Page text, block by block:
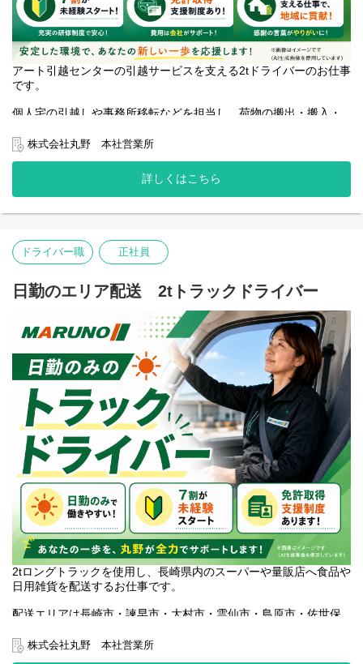
アート引越センターの引越サービスを支える2tドライバーのお仕事
です。
個人宅の引越しや事務所移転などを担当し、荷物の搬出・搬入・
験の方も少しずつ仕事を覚えていくことができます。
勤務時間は7:30～16:30の日勤帯。長崎県内を中心とした業務のた
め、毎日自宅へ帰ることができます。
準中型免許があれば応募可能。未経験からスタートした社員も多
取得も目指せます。
体を動かす仕事が好きな方、人の新しい生活のスタートを支える
仕事に興味がある方をお待ちしています。
株式会社丸野 本社営業所
詳しくはこちら
ドライバー職 正社員
日勤のエリア配送 2tトラックドライバー
2tロングトラックを使用し、長崎県内のスーパーや量販店へ食品や
日用雑貨を配送するお仕事です。
配送エリアは長崎市・諫早市・大村市・雲仙市・島原市・佐世保
覚えやすく、未経験の方も仕事に慣れやすい環境です。
株式会社丸野 本社営業所